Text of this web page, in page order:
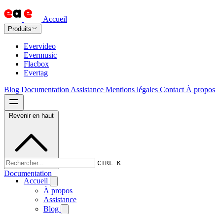
Accueil
Produits
Evervideo
Evermusic
Flacbox
Evertag
Blog Documentation Assistance Mentions légales Contact À propos
CTRL K
Accueil
À propos
Assistance
Blog
Revenir en haut
Documentation